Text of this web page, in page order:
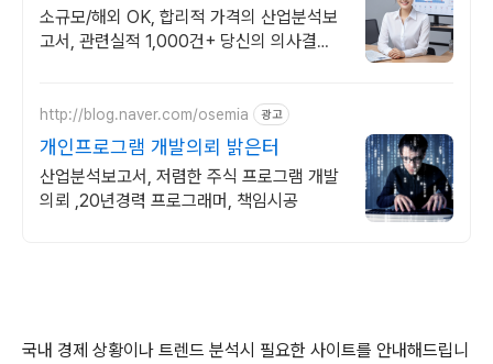
용 맞춤 보고서 제작
소규모/해외 OK, 합리적 가격의 산업분석보
고서, 관련실적 1,000건+ 당신의 의사결정
http://blog.naver.com/osemia 광고
개인프로그램 개발의뢰 밝은터
산업분석보고서, 저렴한 주식 프로그램 개발
의뢰 ,20년경력 프로그래머, 책임시공
국내 경제 상황이나 트렌드 분석시 필요한 사이트를 안내해드립니